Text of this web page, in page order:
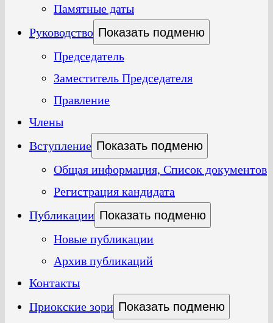
Памятные даты
Руководство Показать подменю
Председатель
Заместитель Председателя
Правление
Члены
Вступление Показать подменю
Общая информация, Список документов
Регистрация кандидата
Публикации Показать подменю
Новые публикации
Архив публикаций
Контакты
Приокские зори Показать подменю